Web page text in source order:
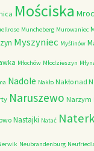
Mościska
Muncheberg Murowaniec
Myszyniec Myślinów
Młochów Młodzieszyn
Nadole Nakło Nakło nad
Naruszewo Narzym
Nastajki Natać
Neubrandenburg